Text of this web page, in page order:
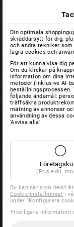
Din optimala
skräddarsytt för dig,
och andra tekniker
lagra cookies och
För att kunna visa dig
Om du klickar på
information om dina
metoder (inklusive
följande ändamål:
träffsäkra
mätning av annonser
användning av dessa
'Avvisa alla'.
(Pris exkl.
Du kan när som helst
Cookie-inställningar i
under ”Konfigurera
Ytterligare information